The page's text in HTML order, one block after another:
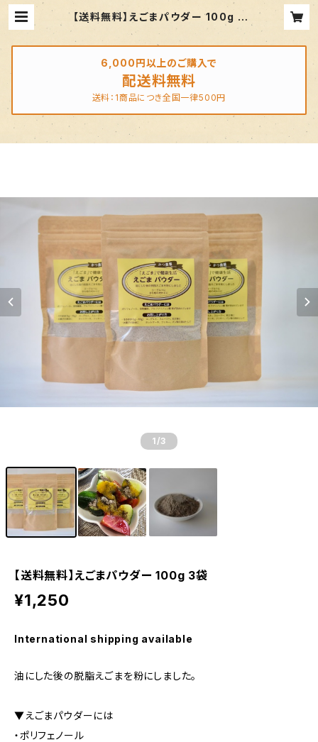
【送料無料】えごまパウダー 100g 3
袋 | 【純国産】かつ農園の黄金のえご
6,000円以上のご購入で
配送料無料
送料：1商品につき全国一律500円
1 /3
【送料無料】えごまパウダー 100g 3袋
¥1,250
International shipping available
油にした後の脱脂えごまを粉にしました。
▼えごまパウダーには
・ポリフェノール